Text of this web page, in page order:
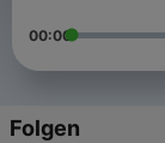
00:00
Folgen